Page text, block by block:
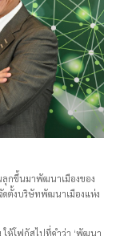
ลุกขึ้นมาพัฒนาเมืองของ
ดตั้งบริษัทพัฒนาเมืองแห่ง
ให้โฟกัสไปที่คำว่า ‘พัฒนา